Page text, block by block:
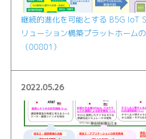
継続的進化を可能とする B5G IoT
リューション構築プラットホーム
（00801）
2022.05.26